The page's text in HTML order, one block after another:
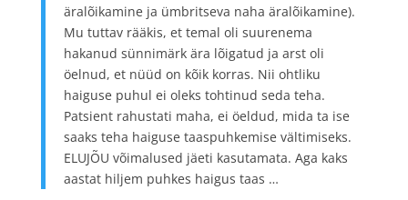
äralõikamine ja ümbritseva naha äralõikamine).
Mu tuttav rääkis, et temal oli suurenema
hakanud sünnimärk ära lõigatud ja arst oli
öelnud, et nüüd on kõik korras. Nii ohtliku
haiguse puhul ei oleks tohtinud seda teha.
Patsient rahustati maha, ei öeldud, mida ta ise
saaks teha haiguse taaspuhkemise vältimiseks.
ELUJÕU võimalused jäeti kasutamata. Aga kaks
aastat hiljem puhkes haigus taas …